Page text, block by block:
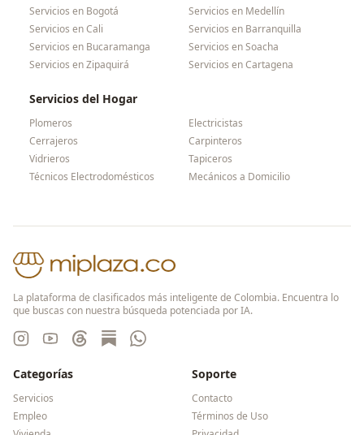
Servicios en Bogotá Servicios en Medellín
Servicios enCali Servicios en Barranquilla
Servicios en Bucaramanga Servicios enSoacha
Servicios enZipaquirá Servicios enCartagena
Servicios del Hogar
Plomeros
Electricistas
Cerrajeros
Carpinteros
Vidrieros
Tapiceros
Técnicos Electrodomésticos
Mecánicos a Domicilio
La plataforma de clasificados más inteligente de Colombia. Encuentra lo
que buscas con nuestra búsqueda potenciada por IA.
Categorías
Servicios
Empleo
Soporte
Contacto
Términos de Uso